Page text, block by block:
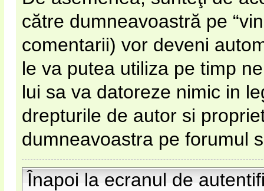
către dumneavoastră pe
comentarii) vor deveni
le va putea utiliza pe timp
lui sa va datoreze nimic in
drepturile de autor si
dumneavoastra pe forumul
Înapoi la ecranul de